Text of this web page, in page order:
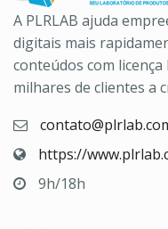
A PLRLAB ajuda
digitais mais
conteúdos com licença
milhares de clientes a
https://
9h/18h